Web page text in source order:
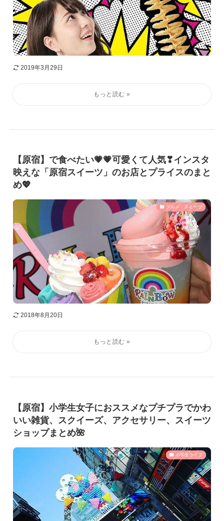
2019年3月29日
【原宿】で食べたい💗💗可愛くて人気❣インスタ
映えな「原宿スイーツ」のお店とプライスのまと
め💖
グルメ・スイーツ
2018年8月20日
【原宿】小学生女子におススメなプチプラでかわ
いい雑貨、スクイーズ、アクセサリー、スイーツ
ショップまとめ🌺
小学生ライフ